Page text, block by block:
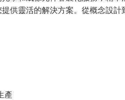
供靈活的解決方案。從概念設
產